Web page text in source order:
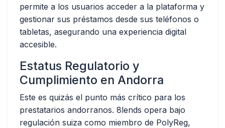
permite a los usuarios acceder a la plataforma y
gestionar sus préstamos desde sus teléfonos o
tabletas, asegurando una experiencia digital
accesible.
Estatus Regulatorio y
Cumplimiento en Andorra
Este es quizás el punto más crítico para los
prestatarios andorranos. 8lends opera bajo
regulación suiza como miembro de PolyReg,